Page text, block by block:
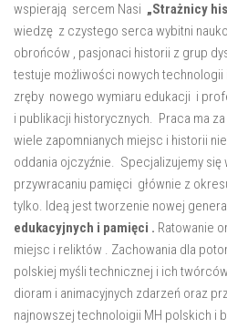
wspierają sercem Nasi „Strażnicy
wiedzę z czystego serca wybitni
obrońców , pasjonaci historii z grup
testuje możliwości nowych
zręby nowego wymiaru edukacji i
i publikacji historycznych. Praca ma
wiele zapomnianych miejsc i historii
oddania ojczyźnie. Specjalizujemy się
przywracaniu pamięci głównie z
tylko. Ideą jest tworzenie nowej
edukacyjnych i pamięci . Ratowanie
miejsc i reliktów . Zachowania dla
polskiej myśli technicznej i ich
dioram i animacyjnych zdarzeń oraz
najnowszej technoloigii MH polskich i